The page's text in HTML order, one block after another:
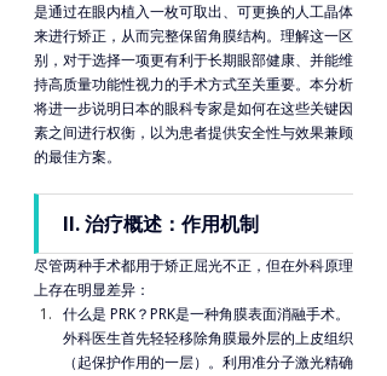
是通过在眼内植入一枚可取出、可更换的人工晶体
来进行矫正，从而完整保留角膜结构。理解这一区
别，对于选择一项更有利于长期眼部健康、并能维
持高质量功能性视力的手术方式至关重要。本分析
将进一步说明日本的眼科专家是如何在这些关键因
素之间进行权衡，以为患者提供安全性与效果兼顾
的最佳方案。
II. 治疗概述：作用机制
尽管两种手术都用于矫正屈光不正，但在外科原理
上存在明显差异：
什么是 PRK？PRK是一种角膜表面消融手术。
外科医生首先轻轻移除角膜最外层的上皮组织
（起保护作用的一层）。利用准分子激光精确